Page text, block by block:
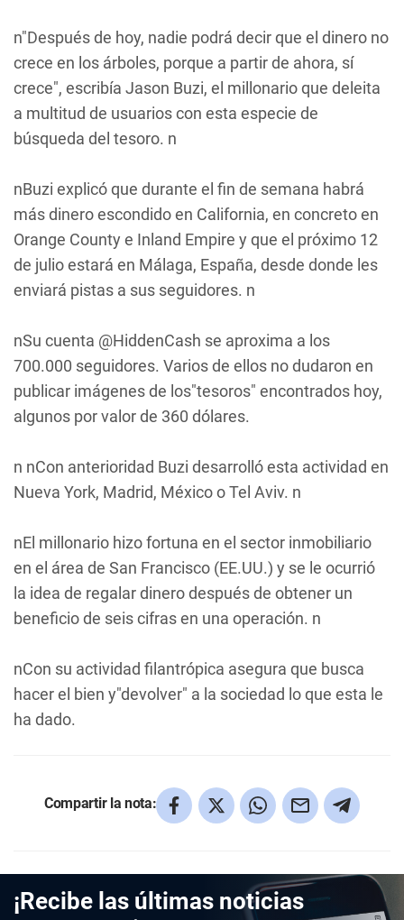
n"Después de hoy, nadie podrá decir que el dinero no
crece en los árboles, porque a partir de ahora, sí
crece", escribía Jason Buzi, el millonario que deleita
a multitud de usuarios con esta especie de
búsqueda del tesoro. n
nBuzi explicó que durante el fin de semana habrá
más dinero escondido en California, en concreto en
Orange County e Inland Empire y que el próximo 12
de julio estará en Málaga, España, desde donde les
enviará pistas a sus seguidores. n
nSu cuenta @HiddenCash se aproxima a los
700.000 seguidores. Varios de ellos no dudaron en
publicar imágenes de los"tesoros" encontrados hoy,
algunos por valor de 360 dólares.
n nCon anterioridad Buzi desarrolló esta actividad en
Nueva York, Madrid, México o Tel Aviv. n
nEl millonario hizo fortuna en el sector inmobiliario
en el área de San Francisco (EE.UU.) y se le ocurrió
la idea de regalar dinero después de obtener un
beneficio de seis cifras en una operación. n
nCon su actividad filantrópica asegura que busca
hacer el bien y"devolver" a la sociedad lo que esta le
ha dado.
Compartir la nota:
¡Recibe las últimas noticias